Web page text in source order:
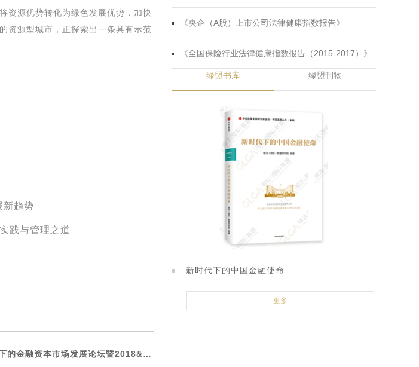
资源优势转化为绿色发展优势，加快
资源型城市，正探索出一条具有示范
新趋势
践与管理之道
论坛 | 全球疫情冲击下的金融资本市场发展论坛暨2018&2019中国私募基金行业法律健康蓝皮书线上发布会
《央企（A股）上市公司法律健康指数报告》
《全国保险行业法律健康指数报告（2015-2017）》
绿盟书库 绿盟刊物
新时代下的中国金融使命
更多